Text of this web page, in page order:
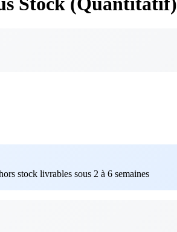
stock livrables sous 2 à 6 semaines